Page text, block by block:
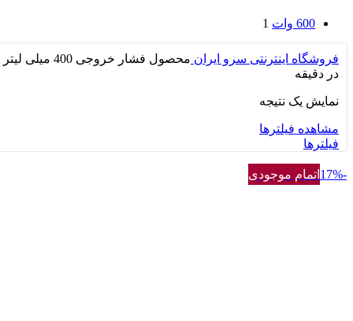
600 وات 1
فروشگاه اینترنتی سرو ایران محصول فشار خروجی
400 میلی لیتر
در دقیقه
نمایش یک نتیجه
مشاهده فیلترها
فیلترها
-17% اتمام موجودی